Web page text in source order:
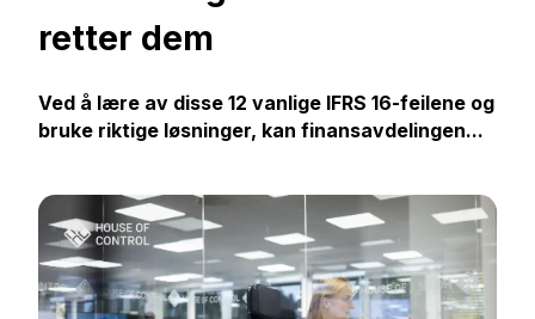
retter dem
Ved å lære av disse 12 vanlige IFRS 16-feilene og
bruke riktige løsninger, kan finansavdelingen...